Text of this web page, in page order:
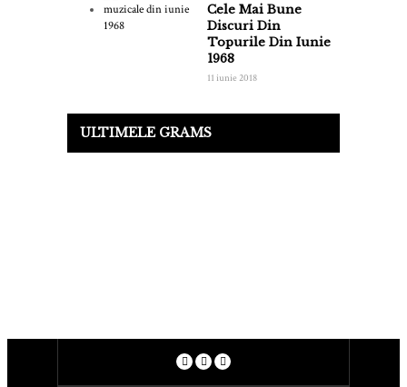
Cele Mai Bune
Discuri Din
Topurile Din Iunie
1968
11 iunie 2018
ULTIMELE GRAMS